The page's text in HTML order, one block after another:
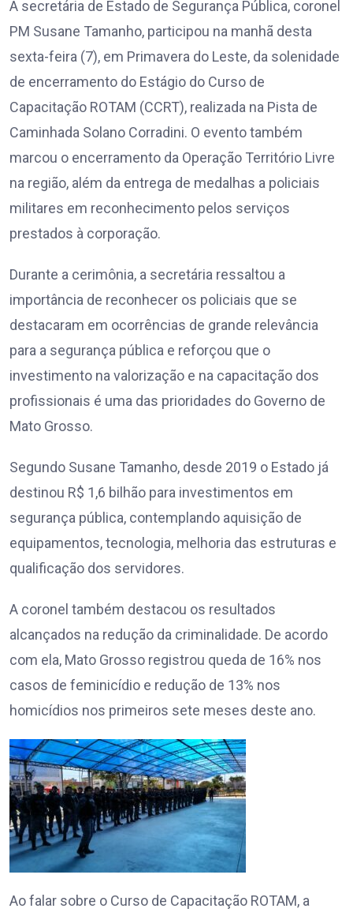
A secretária de Estado de Segurança Pública, coronel
PM Susane Tamanho, participou na manhã desta
sexta-feira (7), em Primavera do Leste, da solenidade
de encerramento do Estágio do Curso de
Capacitação ROTAM (CCRT), realizada na Pista de
Caminhada Solano Corradini. O evento também
marcou o encerramento da Operação Território Livre
na região, além da entrega de medalhas a policiais
militares em reconhecimento pelos serviços
prestados à corporação.
Durante a cerimônia, a secretária ressaltou a
importância de reconhecer os policiais que se
destacaram em ocorrências de grande relevância
para a segurança pública e reforçou que o
investimento na valorização e na capacitação dos
profissionais é uma das prioridades do Governo de
Mato Grosso.
Segundo Susane Tamanho, desde 2019 o Estado já
destinou R$ 1,6 bilhão para investimentos em
segurança pública, contemplando aquisição de
equipamentos, tecnologia, melhoria das estruturas e
qualificação dos servidores.
A coronel também destacou os resultados
alcançados na redução da criminalidade. De acordo
com ela, Mato Grosso registrou queda de 16% nos
casos de feminicídio e redução de 13% nos
homicídios nos primeiros sete meses deste ano.
Ao falar sobre o Curso de Capacitação ROTAM, a